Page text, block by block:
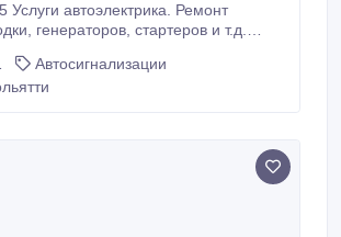
и т.д.
индивидуальных корпусов
противоугонных средств (на КПП ,
нестандартные
Автосигнализации